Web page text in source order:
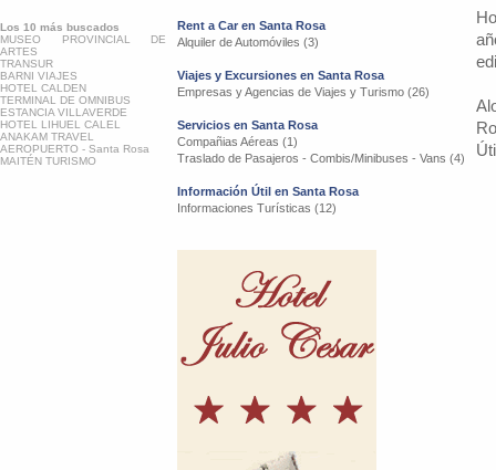
Los 10 más buscados
MUSEO PROVINCIAL DE
ARTES
TRANSUR
BARNI VIAJES
HOTEL CALDEN
TERMINAL DE OMNIBUS
ESTANCIA VILLAVERDE
HOTEL LIHUEL CALEL
ANAKAM TRAVEL
AEROPUERTO - Santa Rosa
MAITÉN TURISMO
Rent a Car en Santa Rosa
Alquiler de Automóviles (3)
Viajes y Excursiones en Santa Rosa
Empresas y Agencias de Viajes y Turismo (26)
Servicios en Santa Rosa
Compañias Aéreas (1)
Traslado de Pasajeros - Combis/Minibuses - Vans (4)
Información Útil en Santa Rosa
Informaciones Turísticas (12)